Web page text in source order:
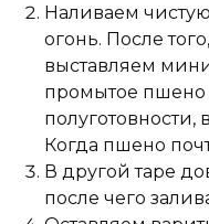
Наливаем
огонь. После
выставляем
промытое пшено
полуготовности,
Когда пшено
В другой таре
после чего